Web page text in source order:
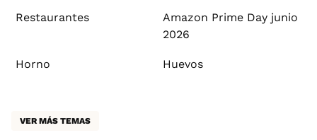
Restaurantes
Amazon Prime Day junio
2026
Horno Huevos
VER MÁS TEMAS